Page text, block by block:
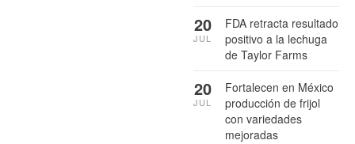
FDA retracta resultado
positivo a la lechuga
de Taylor Farms
20
JUL
Fortalecen en México
producción de frijol
con variedades
mejoradas
20
JUL